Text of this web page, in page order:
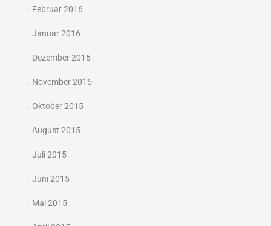
Februar 2016
Januar 2016
Dezember 2015
November 2015
Oktober 2015
August 2015
Juli 2015
Juni 2015
Mai 2015